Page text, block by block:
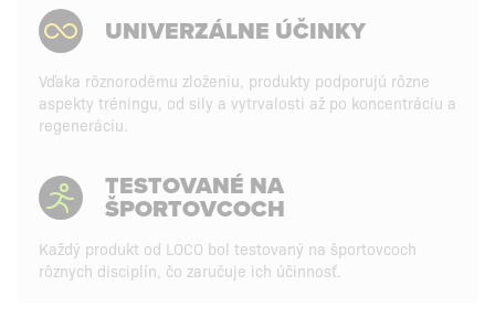
UNIVERZÁLNE ÚČINKY
Vďaka rôznorodému zloženiu, produkty podporujú rôzne
aspekty tréningu, od sily a vytrvalosti až po koncentráciu a
regeneráciu.
TESTOVANÉ NA
ŠPORTOVCOCH
Každý produkt od LOCO bol testovaný na športovcoch
rôznych disciplín, čo zaručuje ich účinnosť.